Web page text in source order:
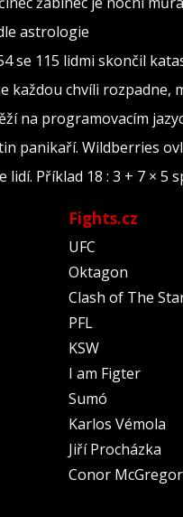
astrologie
se 115 lidmi skončil
každou chvíli rozpadne,
na programovacím
panikaří. Wildberries
Příklad 18 : 3 + 7 ×
Fights.cz
UFC
Oktagon
Clash of The
PFL
KSW
I am Figter
Sumó
Karlos Vémola
Jiří Procházka
Conor McGregor